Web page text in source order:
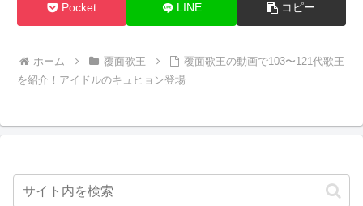
Pocket LINE コピー
ホーム 覆面歌王
覆面歌王の動画で103〜121代歌王
を紹介！アイドルのキュヒョン登場